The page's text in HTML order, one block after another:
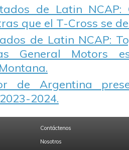
de Latin NCAP:
que el T-Cross se
de Latin NCAP:
General Motors
de Argentina
2024.
Contáctenos
Nosotros